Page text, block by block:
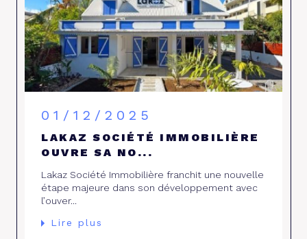
01/12/2025
LAKAZ SOCIÉTÉ IMMOBILIÈRE
OUVRE SA NO...
Lakaz Société Immobilière franchit une nouvelle
étape majeure dans son développement avec
l’ouver...
Lire plus